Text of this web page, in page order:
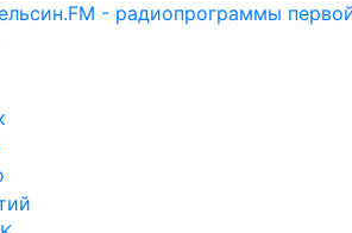
- радиопрограммы